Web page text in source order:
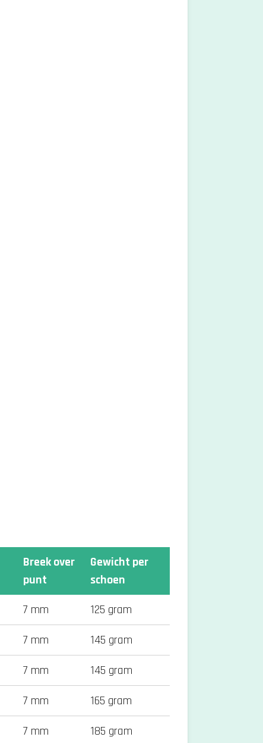
Breek over
punt
Gewicht per
schoen
7 mm
125 gram
7 mm
145 gram
7 mm
145 gram
7 mm
165 gram
7 mm 185 gram